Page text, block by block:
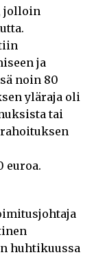
jolloin
ja
noin 80
yläraja oli
tai
euroa.
huhtikuussa